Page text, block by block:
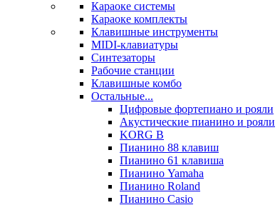
Караоке системы
Караоке комплекты
Клавишные инструменты
MIDI-клавиатуры
Синтезаторы
Рабочие станции
Клавишные комбо
Остальные...
Цифровые фортепиано и рояли
Акустические пианино и рояли
KORG B
Пианино 88 клавиш
Пианино 61 клавиша
Пианино Yamaha
Пианино Roland
Пианино Casio